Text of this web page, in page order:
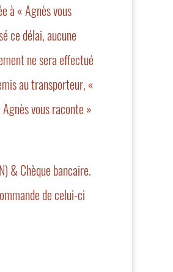
à « Agnès vous
ce délai, aucune
ne sera effectué
au transporteur, «
vous raconte »
& Chèque bancaire.
de celui-ci